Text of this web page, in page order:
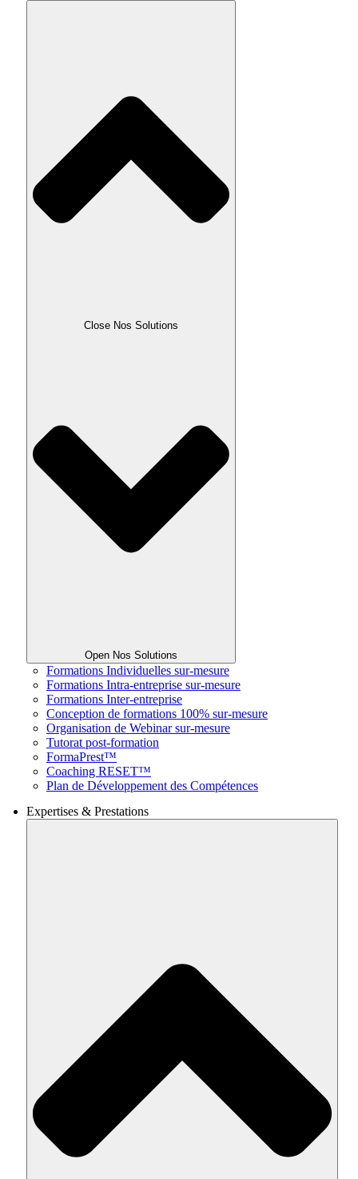
Close Nos Solutions
Open Nos Solutions
Formations Individuelles sur-mesure
Formations Intra-entreprise sur-mesure
Formations Inter-entreprise
Conception de formations 100% sur-mesure
Organisation de Webinar sur-mesure
Tutorat post-formation
FormaPrest™
Coaching RESET™
Plan de Développement des Compétences
Expertises & Prestations